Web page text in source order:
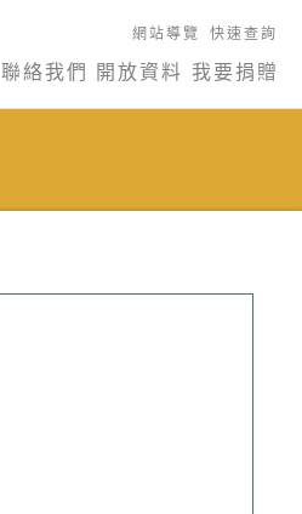
網站導覽 快速查詢
聯絡我們 開放資料 我要捐贈